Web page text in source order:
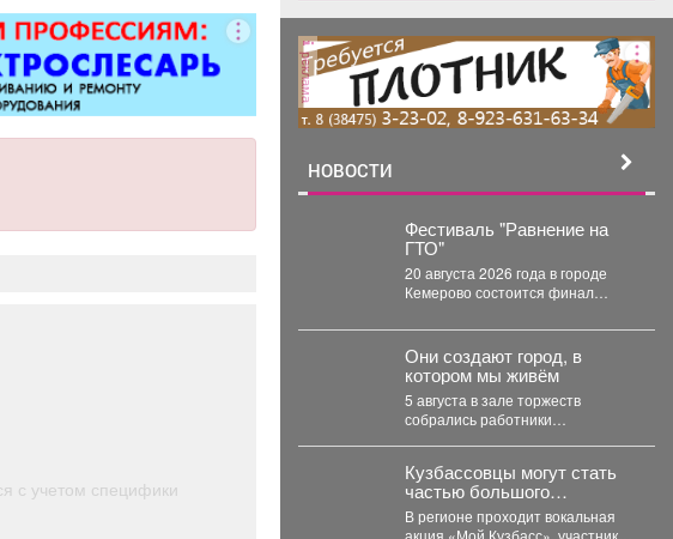
с учетом специфики
реклама
НОВОСТИ
Фестиваль "Равнение на
ГТО"
20 августа 2026 года в городе
Кемерово состоится финал
физкультурно-патриотический
фестиваль «Равнение на...
Они создают город, в
котором мы живём
5 августа в зале торжеств
собрались работники
проектировщики, руководители
и...
Кузбассовцы могут стать
частью большого
праздничного проекта ко
Дню шахтера.
В регионе проходит вокальная